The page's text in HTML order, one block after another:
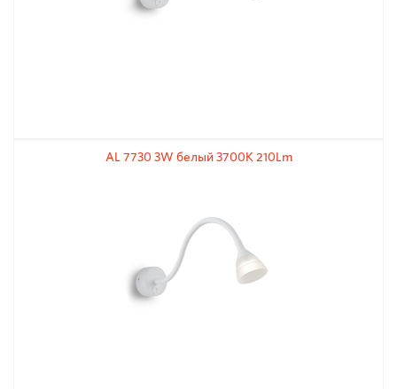
AL 7730 3W белый 3700К 210Lm